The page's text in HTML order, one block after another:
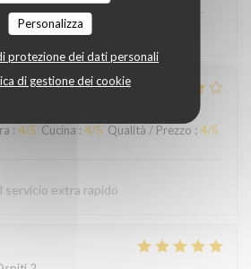
Personalizza
protezione dei dati personali
di gestione dei cookie
plats authentiques de Bruxelles.
service sans fausse note
: 4/5 Cucina : 4/5 Qualità / Prezzo : 4/5
servicio extra rapido